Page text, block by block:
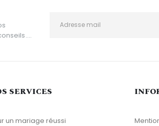
SERVICES
un mariage réussi